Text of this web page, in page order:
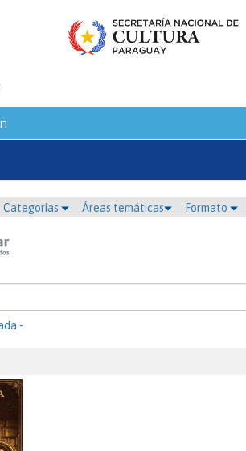
Categorías Áreas temáticas Formato
-